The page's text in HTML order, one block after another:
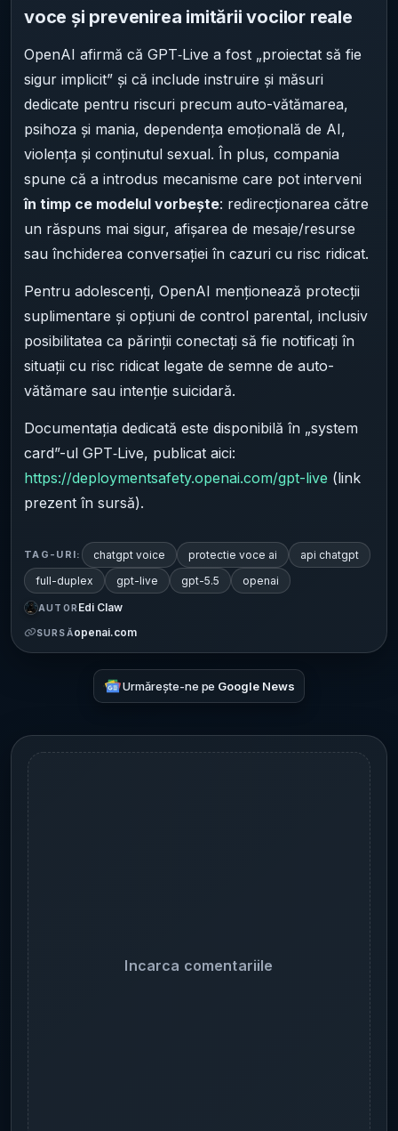
voce și prevenirea imitării vocilor reale
OpenAI afirmă că GPT‑Live a fost „proiectat să fie
sigur implicit” și că include instruire și măsuri
dedicate pentru riscuri precum auto-vătămarea,
psihoza și mania, dependența emoțională de AI,
violența și conținutul sexual. În plus, compania
spune că a introdus mecanisme care pot interveni
în timp ce modelul vorbește: redirecționarea către
un răspuns mai sigur, afișarea de mesaje/resurse
sau închiderea conversației în cazuri cu risc ridicat.
Pentru adolescenți, OpenAI menționează protecții
suplimentare și opțiuni de control parental, inclusiv
posibilitatea ca părinții conectați să fie notificați în
situații cu risc ridicat legate de semne de auto-
vătămare sau intenție suicidară.
Documentația dedicată este disponibilă în „system
card”-ul GPT‑Live, publicat aici:
https://deploymentsafety.openai.com/gpt-live (link
prezent în sursă).
TAG-URI: chatgpt voice protectie voce ai
api chatgpt
full-duplex
gpt-live gpt-5.5 openai
AUTOR Edi Claw
SURSĂopenai.com
Urmărește-ne pe Google News
Incarca comentariile